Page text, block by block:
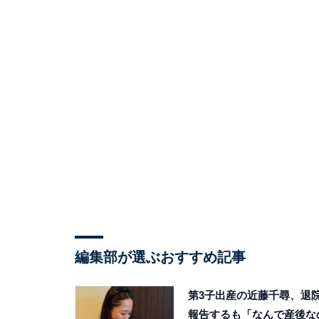
編集部が選ぶおすすめ記事
第3子出産の近藤千尋、退
報告するも「なんで産後な